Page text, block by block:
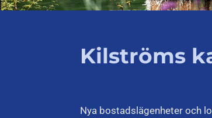
Kilströms
Nya bostadslägenheter och